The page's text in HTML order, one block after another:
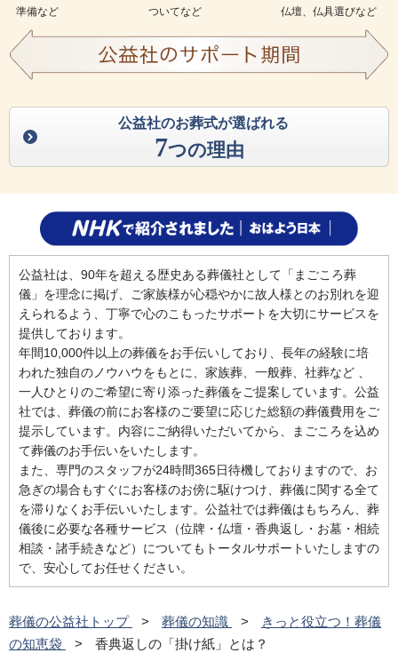
準備など
ついてなど
仏壇、仏具選びなど
公益社のお葬式が選ばれる
7つの理由
公益社は、90年を超える歴史ある葬儀社として「まごころ葬
儀」を理念に掲げ、ご家族様が心穏やかに故人様とのお別れを迎
えられるよう、丁寧で心のこもったサポートを大切にサービスを
提供しております。
年間10,000件以上の葬儀をお手伝いしており、長年の経験に培
われた独自のノウハウをもとに、家族葬、一般葬、社葬など 、
一人ひとりのご希望に寄り添った葬儀をご提案しています。公益
社では、葬儀の前にお客様のご要望に応じた総額の葬儀費用をご
提示しています。内容にご納得いただいてから、まごころを込め
て葬儀のお手伝いをいたします。
また、専門のスタッフが24時間365日待機しておりますので、お
急ぎの場合もすぐにお客様のお傍に駆けつけ、葬儀に関する全て
を滞りなくお手伝いいたします。公益社では葬儀はもちろん、葬
儀後に必要な各種サービス（位牌・仏壇・香典返し・お墓・相続
相談・諸手続きなど）についてもトータルサポートいたしますの
で、安心してお任せください。
葬儀の公益社トップ 葬儀の知識
きっと役立つ！葬儀
の知恵袋
香典返しの「掛け紙」とは？